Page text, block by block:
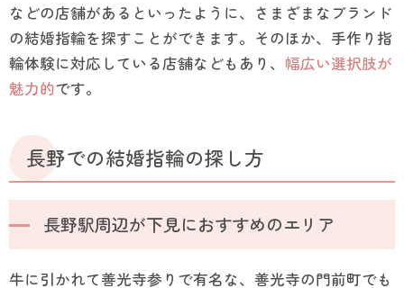
などの店舗があるといったように、さまざまなブランド
の結婚指輪を探すことができます。そのほか、手作り指
輪体験に対応している店舗などもあり、 幅広い選択肢が
魅力的です。
長野での結婚指輪の探し方
長野駅周辺が下見におすすめのエリア
牛に引かれて善光寺参りで有名な、善光寺の門前町でも